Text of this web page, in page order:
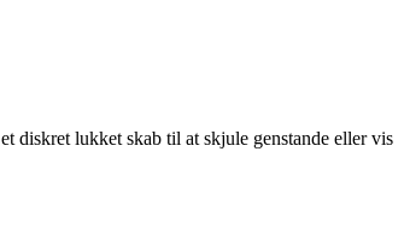
diskret lukket skab til at skjule genstande eller vis